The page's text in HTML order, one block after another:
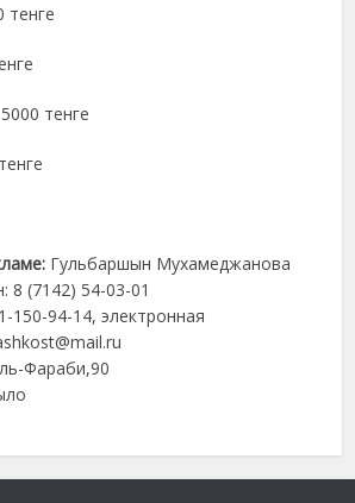
тенге
тенге
Гульбаршын Мухамеджанова
8 (7142) 54-03-01
150-94-14, электронная
Фараби,90